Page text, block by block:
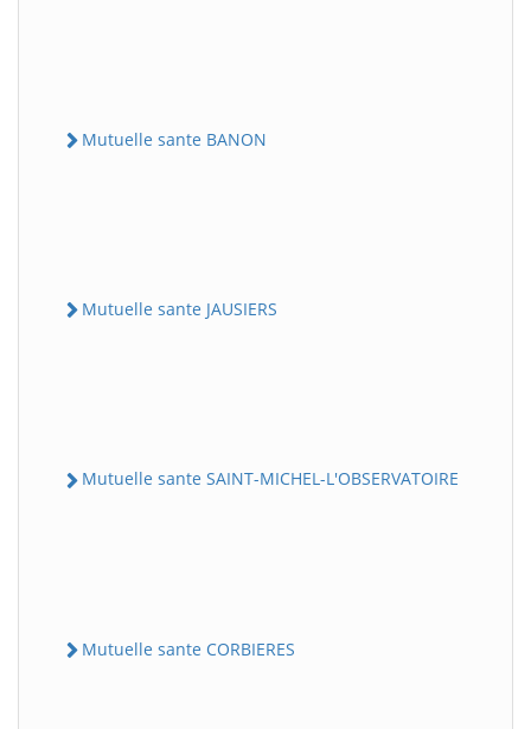
Mutuelle sante BANON
Mutuelle sante JAUSIERS
Mutuelle sante SAINT-MICHEL-L'OBSERVATOIRE
Mutuelle sante CORBIERES